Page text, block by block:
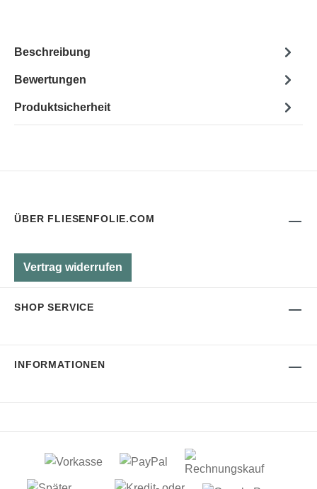
Beschreibung
Bewertungen
Produktsicherheit
ÜBER FLIESENFOLIE.COM
Vertrag widerrufen
SHOP SERVICE
INFORMATIONEN